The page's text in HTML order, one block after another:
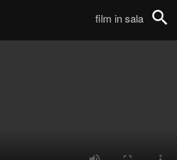
film in sala